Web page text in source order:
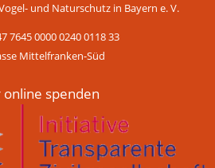
und Naturschutz in Bayern e. V.
7645 0000 0240 0118 33
Mittelfranken-Süd
online spenden